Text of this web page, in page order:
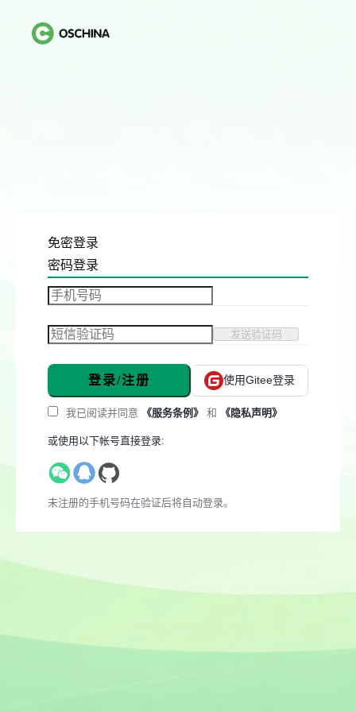
免密登录
密码登录
发送验证码
登录/注册 使用Gitee登录
我已阅读并同意 《服务条例》 和 《隐私声明》
或使用以下帐号直接登录:
未注册的手机号码在验证后将自动登录。